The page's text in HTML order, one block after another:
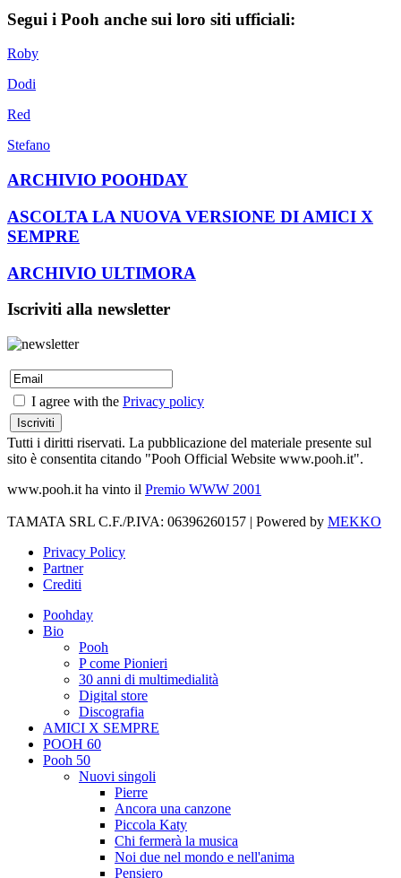
Segui i Pooh anche sui loro siti ufficiali:
Roby
Dodi
Red
Stefano
ARCHIVIO POOHDAY
ASCOLTA LA NUOVA VERSIONE DI AMICI X
SEMPRE
ARCHIVIO ULTIMORA
Iscriviti alla newsletter
I agree with the Privacy policy
Tutti i diritti riservati. La pubblicazione del materiale presente sul
sito è consentita citando "Pooh Official Website www.pooh.it".
www.pooh.it ha vinto il Premio WWW 2001
TAMATA SRL C.F./P.IVA: 06396260157 | Powered by MEKKO
Privacy Policy
Partner
Crediti
Poohday
Bio
Pooh
P come Pionieri
30 anni di multimedialità
Digital store
Discografia
AMICI X SEMPRE
POOH 60
Pooh 50
Nuovi singoli
Pierre
Ancora una canzone
Piccola Katy
Chi fermerà la musica
Noi due nel mondo e nell'anima
Pensiero